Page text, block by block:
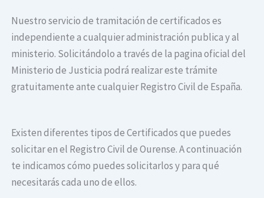
Nuestro servicio de tramitación de certificados es
independiente a cualquier administración publica y al
ministerio. Solicitándolo a través de la pagina oficial del
Ministerio de Justicia podrá realizar este trámite
gratuitamente ante cualquier Registro Civil de España.
Existen diferentes tipos de Certificados que puedes
solicitar en el Registro Civil de Ourense. A continuación
te indicamos cómo puedes solicitarlos y para qué
necesitarás cada uno de ellos.